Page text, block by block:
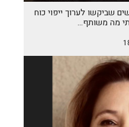
שביקשו לערוך ייפוי כוח
מה משותף…